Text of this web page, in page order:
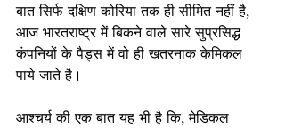
बात सिर्फ दक्षिण कोरिया तक ही सीमित नहीं है,
आज भारतराष्ट्र में बिकने वाले सारे सुप्रसिद्ध
कंपनियों के पैड्स में वो ही खतरनाक केमिकल
पाये जाते है।
आश्चर्य की एक बात यह भी है कि, मेडिकल